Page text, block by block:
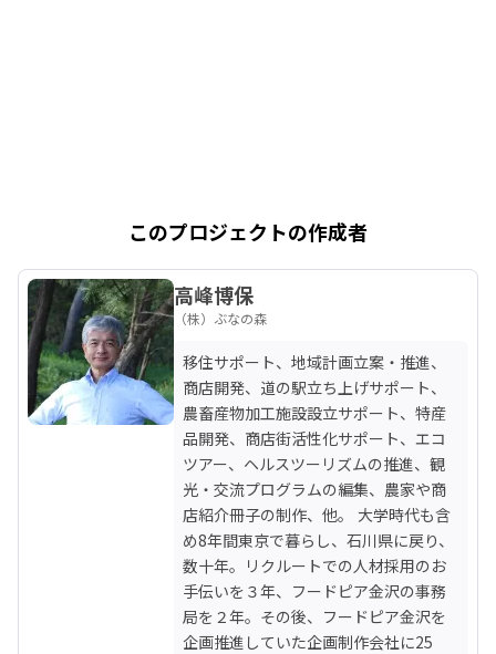
このプロジェクトの作成者
高峰博保
（株）ぶなの森
移住サポート、地域計画立案・推進、
商店開発、道の駅立ち上げサポート、
農畜産物加工施設設立サポート、特産
品開発、商店街活性化サポート、エコ
ツアー、ヘルスツーリズムの推進、観
光・交流プログラムの編集、農家や商
店紹介冊子の制作、他。 大学時代も含
め8年間東京で暮らし、石川県に戻り、
数十年。リクルートでの人材採用のお
手伝いを３年、フードピア金沢の事務
局を２年。その後、フードピア金沢を
企画推進していた企画制作会社に25